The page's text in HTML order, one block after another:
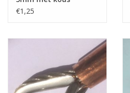
geklemd
€1,25